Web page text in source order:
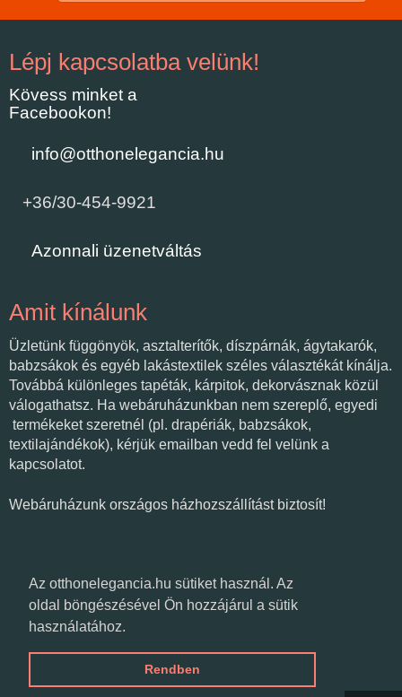
Az otthonelegancia.hu sütiket használ. Az
oldal böngészésével Ön hozzájárul a sütik
használatához.
Rendben
Lépj kapcsolatba velünk!
Kövess minket a
Facebookon!
info@otthonelegancia.hu
+36/30-454-9921
Azonnali üzenetváltás
Amit kínálunk
Üzletünk függönyök, asztalterítők, díszpárnák, ágytakarók,
babzsákok és egyéb lakástextilek széles választékát kínálja.
Továbbá különleges tapéták, kárpitok, dekorvásznak közül
válogathatsz. Ha webáruházunkban nem szereplő, egyedi
termékeket szeretnél (pl. drapériák, babzsákok,
textilajándékok), kérjük emailban vedd fel velünk a
kapcsolatot.
Webáruházunk országos házhozszállítást biztosít!
Textilvarázs
Csongrád, Fő út 11-17.